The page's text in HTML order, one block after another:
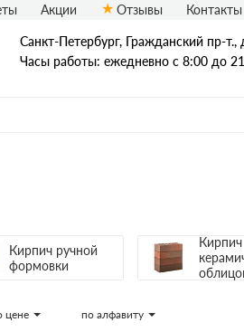
Санкт-Петербург, Граждaнский пр-
Часы работы: ежедневно с 8:00 до
Акции Отзывы Контакты
Кирпич ручной
формовки
Кирпич
цене по алфавиту